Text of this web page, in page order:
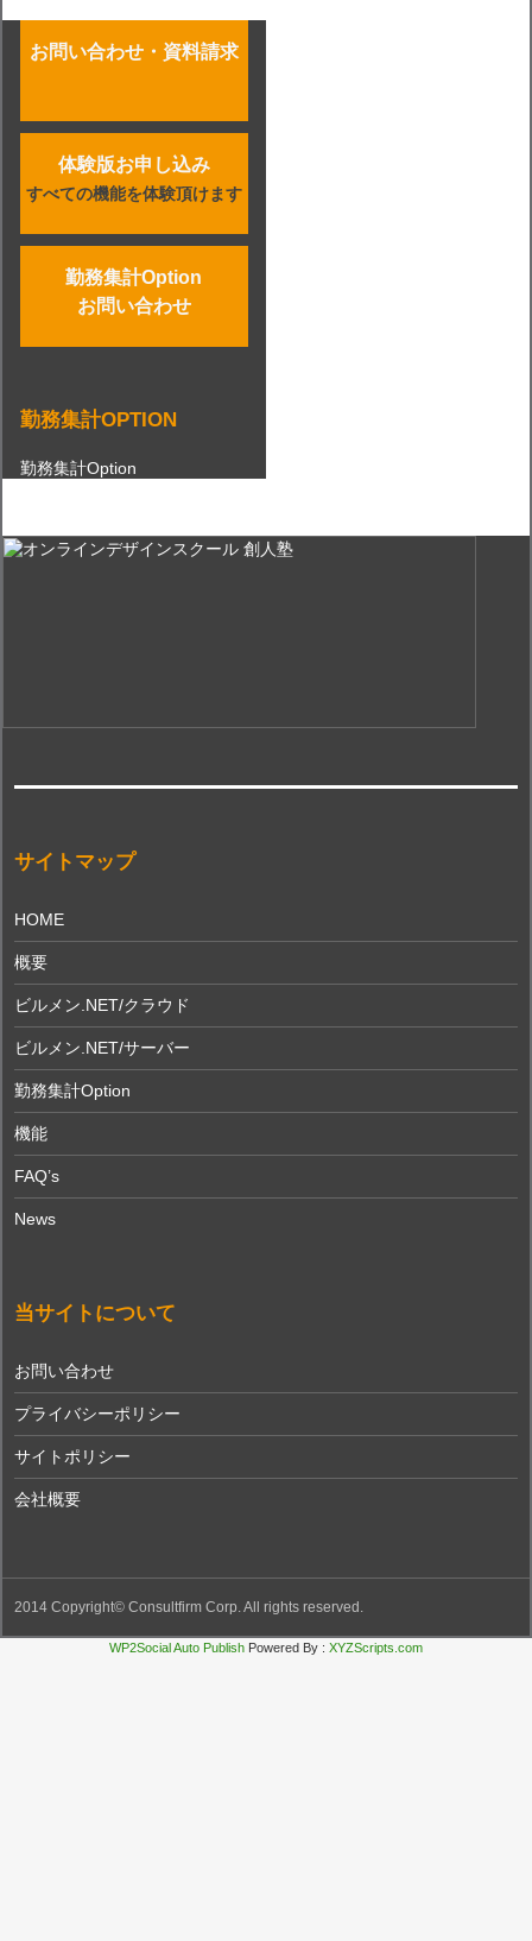
お問い合わせ・資料請求
体験版お申し込み
すべての機能を体験頂けます
勤務集計Option
お問い合わせ
勤務集計OPTION
勤務集計Option
サイトマップ
HOME
概要
ビルメン.NET/クラウド
ビルメン.NET/サーバー
勤務集計Option
機能
FAQ’s
News
当サイトについて
お問い合わせ
プライバシーポリシー
サイトポリシー
会社概要
2014 Copyright© Consultfirm Corp. All rights reserved.
WP2Social Auto Publish Powered By : XYZScripts.com